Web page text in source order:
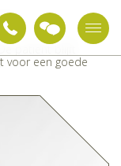
patiënt blijft
voor een goede